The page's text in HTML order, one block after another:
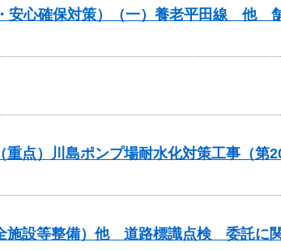
安心確保対策）（一）養老平田線 他
点）川島ポンプ場耐水化対策工事（第
施設等整備）他 道路標識点検 委託に